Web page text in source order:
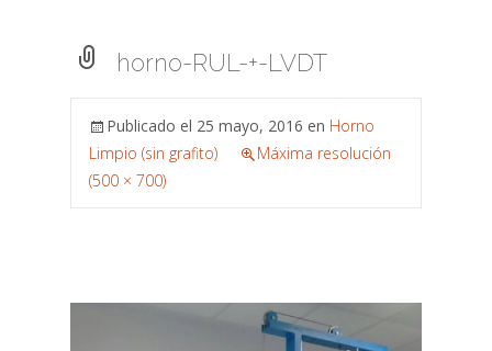
horno-RUL-+-LVDT
Publicado el 25 mayo, 2016 en Horno
Limpio (sin grafito)
Máxima resolución
(500 × 700)